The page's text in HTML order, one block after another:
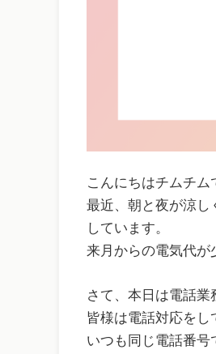
こんにちはチムチム
最近、朝と夜が涼し
しています。
来月からの電気代が
さて、本日は電話業
皆様は電話対応をし
いつも同じ電話番号